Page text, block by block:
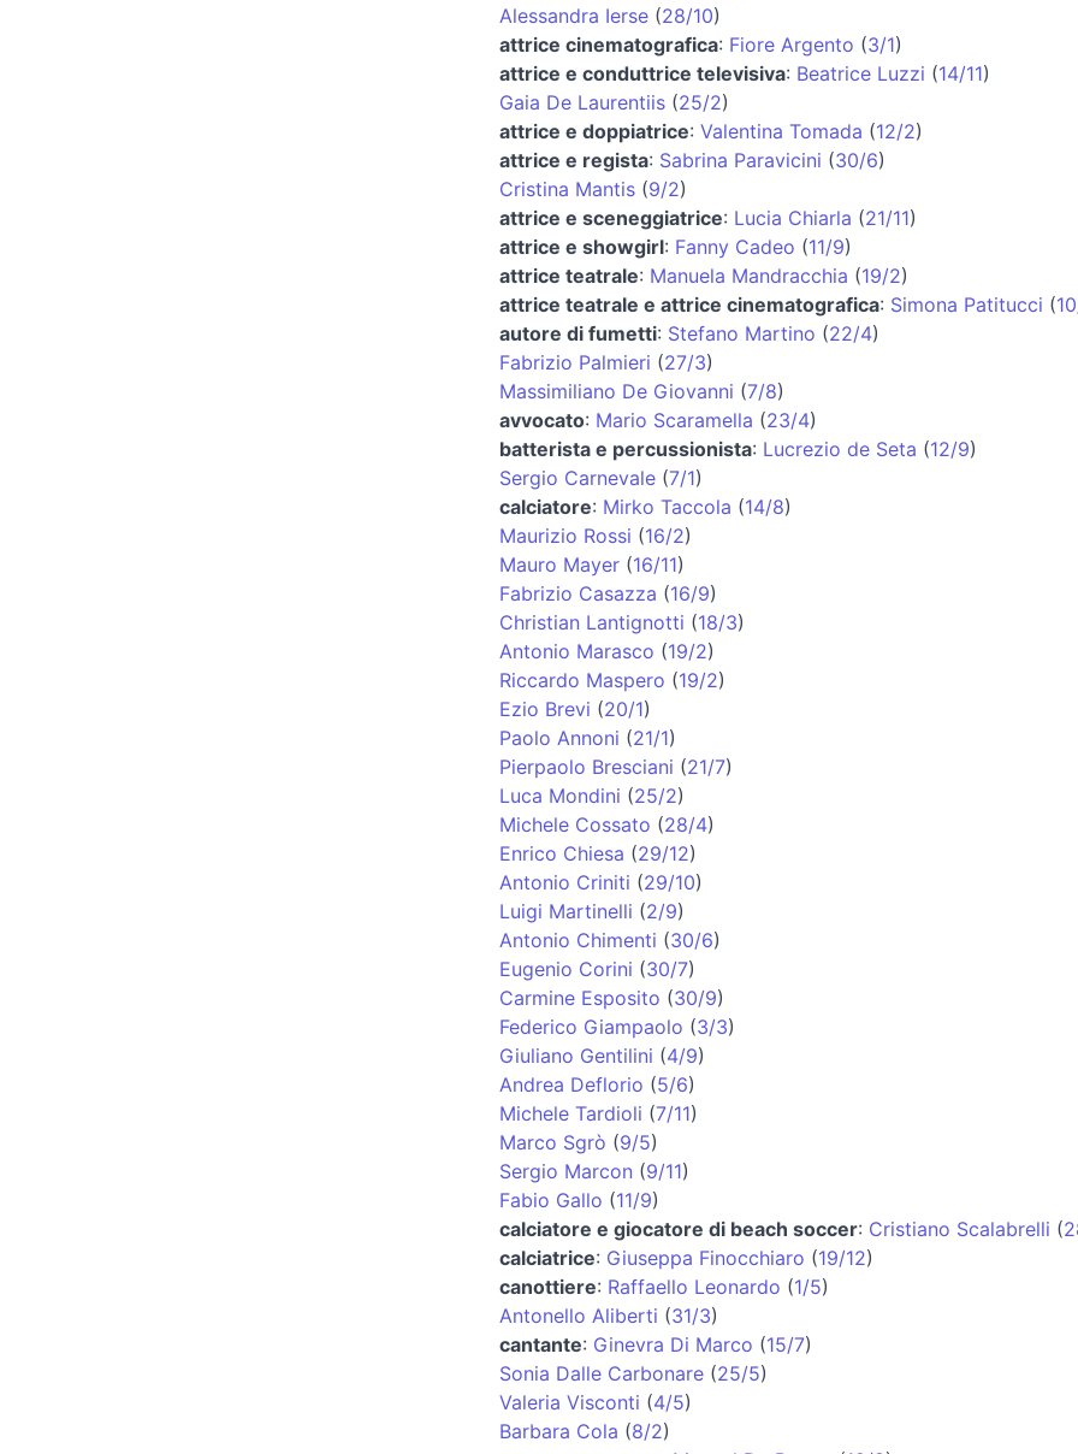
Alessandra Ierse(28/10)
attrice cinematografica: Fiore Argento (3/1)
attrice e conduttrice televisiva: Beatrice Luzzi (14/11)
Gaia De Laurentiis(25/2)
attrice e doppiatrice: Valentina Tomada (12/2)
attrice e regista: Sabrina Paravicini (30/6)
Cristina Mantis(9/2)
attrice e sceneggiatrice: Lucia Chiarla (21/11)
attrice e showgirl: Fanny Cadeo (11/9)
attrice teatrale: Manuela Mandracchia (19/2)
attrice teatrale e attrice cinematografica: Simona Patitucci (
autore di fumetti: Stefano Martino (22/4)
Fabrizio Palmieri (27/3)
Massimiliano De Giovanni (7/8)
avvocato: Mario Scaramella (23/4)
batterista e percussionista: Lucrezio de Seta (12/9)
Sergio Carnevale(7/1)
calciatore: Mirko Taccola (14/8)
Maurizio Rossi (16/2)
Mauro Mayer(16/11)
Fabrizio Casazza (16/9)
Christian Lantignotti (18/3)
Antonio Marasco (19/2)
Riccardo Maspero (19/2)
Ezio Brevi (20/1)
Paolo Annoni (21/1)
Pierpaolo Bresciani (21/7)
Luca Mondini (25/2)
Michele Cossato (28/4)
Enrico Chiesa (29/12)
Antonio Criniti (29/10)
Luigi Martinelli (2/9)
Antonio Chimenti (30/6)
Eugenio Corini (30/7)
Carmine Esposito (30/9)
Federico Giampaolo (3/3)
Giuliano Gentilini (4/9)
Andrea Deflorio (5/6)
Michele Tardioli (7/11)
Marco Sgrò (9/5)
Sergio Marcon (9/11)
Fabio Gallo (11/9)
calciatore e giocatore di beach soccer: Cristiano Scalabrelli (
calciatrice: Giuseppa Finocchiaro (19/12)
canottiere: Raffaello Leonardo (1/5)
Antonello Aliberti (31/3)
cantante: Ginevra Di Marco (15/7)
Sonia Dalle Carbonare(25/5)
Valeria Visconti (4/5)
Barbara Cola (8/2)